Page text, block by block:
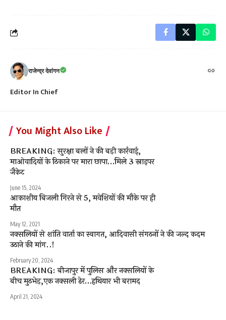
राजेन्द्र देवांगन
Editor In Chief
You Might Also Like
BREAKING: सुरक्षा बलों ने की बड़ी कार्रवाई,
माओवादियों के ठिकाने पर मारा छापा…मिले 3 स्नाइपर
जैकेट
June 15, 2024
आकाशीय बिजली गिरने से 5, मवेशियों की मौके पर ही
मौत
May 12, 2021
नक्सलियों से शांति वार्ता का स्वागत, आदिवासी संगठनों ने की जल्द कदम
उठाने की मांग..!
February 20, 2024
BREAKING: बीजापुर में पुलिस और नक्‍सलियों के
बीच मुठभेड़,एक नक्सली ढेर…हथियार भी बरामद
April 21, 2024